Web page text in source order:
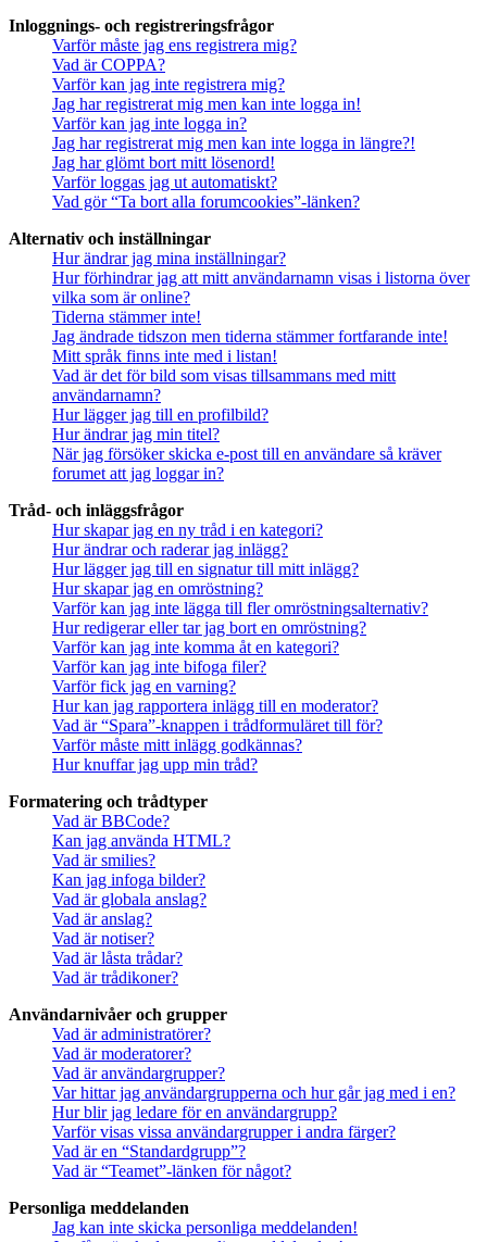
Inloggnings- och registreringsfrågor
Varför måste jag ens registrera mig?
Vad är COPPA?
Varför kan jag inte registrera mig?
Jag har registrerat mig men kan inte logga in!
Varför kan jag inte logga in?
Jag har registrerat mig men kan inte logga in längre?!
Jag har glömt bort mitt lösenord!
Varför loggas jag ut automatiskt?
Vad gör “Ta bort alla forumcookies”-länken?
Alternativ och inställningar
Hur ändrar jag mina inställningar?
Hur förhindrar jag att mitt användarnamn visas i listorna över
vilka som är online?
Tiderna stämmer inte!
Jag ändrade tidszon men tiderna stämmer fortfarande inte!
Mitt språk finns inte med i listan!
Vad är det för bild som visas tillsammans med mitt
användarnamn?
Hur lägger jag till en profilbild?
Hur ändrar jag min titel?
När jag försöker skicka e-post till en användare så kräver
forumet att jag loggar in?
Tråd- och inläggsfrågor
Hur skapar jag en ny tråd i en kategori?
Hur ändrar och raderar jag inlägg?
Hur lägger jag till en signatur till mitt inlägg?
Hur skapar jag en omröstning?
Varför kan jag inte lägga till fler omröstningsalternativ?
Hur redigerar eller tar jag bort en omröstning?
Varför kan jag inte komma åt en kategori?
Varför kan jag inte bifoga filer?
Varför fick jag en varning?
Hur kan jag rapportera inlägg till en moderator?
Vad är “Spara”-knappen i trådformuläret till för?
Varför måste mitt inlägg godkännas?
Hur knuffar jag upp min tråd?
Formatering och trådtyper
Vad är BBCode?
Kan jag använda HTML?
Vad är smilies?
Kan jag infoga bilder?
Vad är globala anslag?
Vad är anslag?
Vad är notiser?
Vad är låsta trådar?
Vad är trådikoner?
Användarnivåer och grupper
Vad är administratörer?
Vad är moderatorer?
Vad är användargrupper?
Var hittar jag användargrupperna och hur går jag med i en?
Hur blir jag ledare för en användargrupp?
Varför visas vissa användargrupper i andra färger?
Vad är en “Standardgrupp”?
Vad är “Teamet”-länken för något?
Personliga meddelanden
Jag kan inte skicka personliga meddelanden!